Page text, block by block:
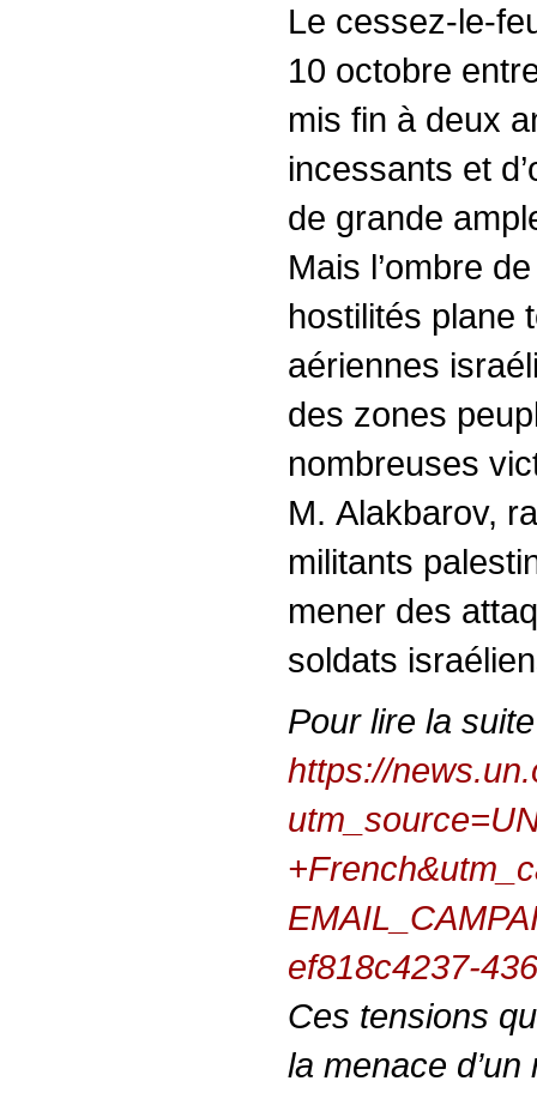
Le cessez-le-
10 octobre
mis fin à deux
incessants et
de grande
Mais l’ombre
hostilités plane
aériennes
des zones
nombreuses
M. Alakbarov,
militants
mener des
soldats
Pour lire la
https://
ef818c4237-
Ces tensions
la menace